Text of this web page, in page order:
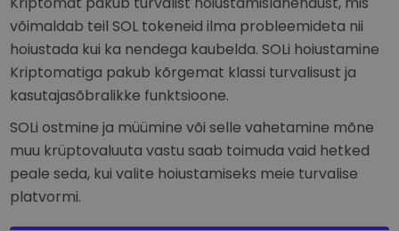
võimaldab teil SOL tokeneid ilma probleemideta nii
hoiustada kui ka nendega kaubelda. SOLi hoiustamine
Kriptomatiga pakub kõrgemat klassi turvalisust ja
kasutajasõbralikke funktsioone.
SOLi ostmine ja müümine või selle vahetamine mõne
muu krüptovaluuta vastu saab toimuda vaid hetked
peale seda, kui valite hoiustamiseks meie turvalise
platvormi.